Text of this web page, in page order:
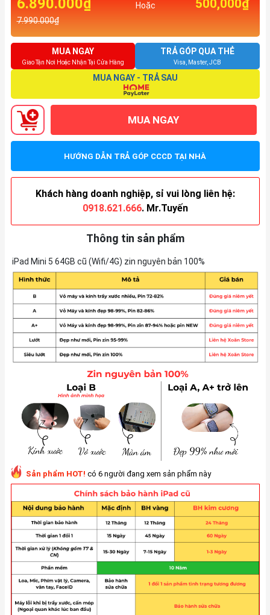
6.890.000₫
7.990.000₫
Hoặc 500,000₫
MUA NGAY
Giao Tận Nơi Hoặc Nhận Tại Cửa Hàng
TRẢ GÓP QUA THẺ
Visa, Master, JCB
MUA NGAY - TRẢ SAU
MUA NGAY
HƯỚNG DẪN TRẢ GÓP CCCD TẠI NHÀ
Khách hàng doanh nghiệp, sỉ vui lòng liên hệ:
0918.621.666. Mr.Tuyến
Thông tin sản phẩm
iPad Mini 5 64GB cũ (Wifi/4G) zin nguyên bản 100%
Sản phẩm HOT! có 6 người đang xem sản phẩm này